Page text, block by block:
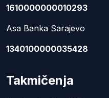
1610000000010293
Asa Banka Sarajevo
1340100000035428
Takmičenja